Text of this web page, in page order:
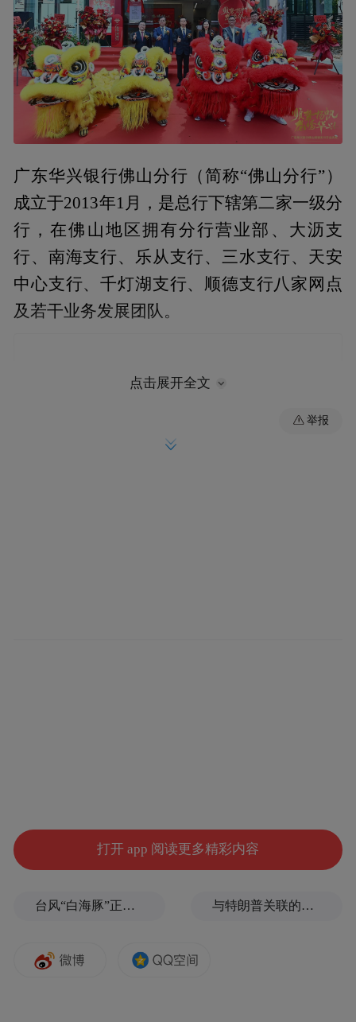
广东华兴银行佛山分行（简称“佛山分行”）
成立于2013年1月，是总行下辖第二家一级分
行，在佛山地区拥有分行营业部、大沥支
行、南海支行、乐从支行、三水支行、天安
中心支行、千灯湖支行、顺德支行八家网点
及若干业务发展团队。
2017年在顺德设立点以来，华兴银行已逐步
深化与顺德经济实体及居民的各类合作，取
行作为华兴银行在顺德的第二块“拼图”，将
点击展开全文
举报
打开 app 阅读更多精彩内容
台风“白海豚”正式登陆 与特朗普关联的美石油公司拟在格陵兰岛钻探，岛政府强烈警告